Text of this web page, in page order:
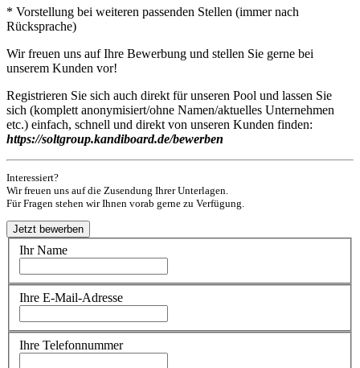
* Vorstellung bei weiteren passenden Stellen (immer nach
Rücksprache)
Wir freuen uns auf Ihre Bewerbung und stellen Sie gerne bei
unserem Kunden vor!
Registrieren Sie sich auch direkt für unseren Pool und lassen Sie
sich (komplett anonymisiert/ohne Namen/aktuelles Unternehmen
etc.) einfach, schnell und direkt von unseren Kunden finden:
https://soltgroup.kandiboard.de/bewerben
Interessiert?
Wir freuen uns auf die Zusendung Ihrer Unterlagen.
Für Fragen stehen wir Ihnen vorab gerne zu Verfügung.
Ihr Name
Ihre E-Mail-Adresse
Ihre Telefonnummer